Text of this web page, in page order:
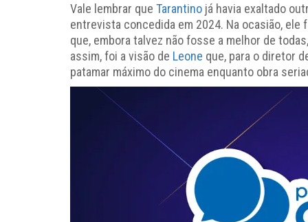
Vale lembrar que Tarantino já havia exaltado
entrevista concedida em 2024. Na ocasião,
que, embora talvez não fosse a melhor de
assim, foi a visão de Leone que, para o diretor
patamar máximo do cinema enquanto obra